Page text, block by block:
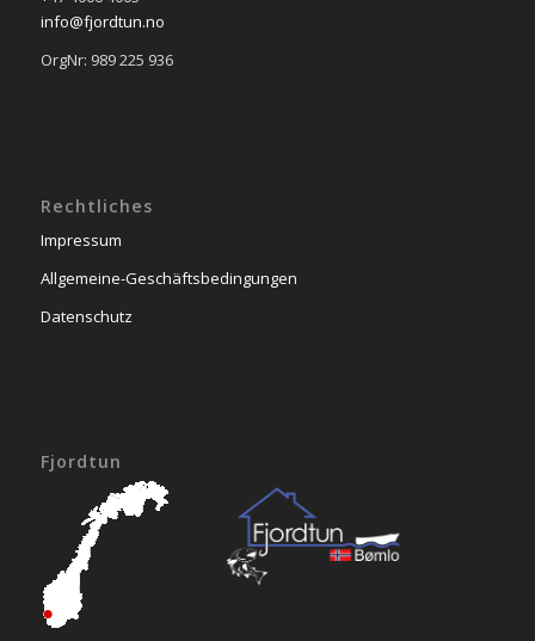
info@fjordtun.no
OrgNr: 989 225 936
Rechtliches
Impressum
Allgemeine-Geschäftsbedingungen
Datenschutz
Fjordtun